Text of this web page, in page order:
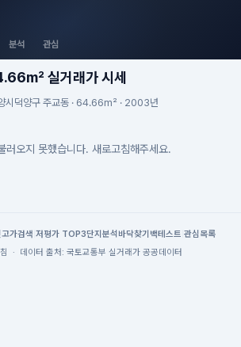
분석 관심
실거래가 시세
시덕양구 주교동 · 64.66m² · 2003년
러오지 못했습니다. 새로고침해주세요.
가검색 저평가 TOP3단지분석 바닥찾기 백테스트 관심목록
· 데이터 출처: 국토교통부 실거래가 공공데이터